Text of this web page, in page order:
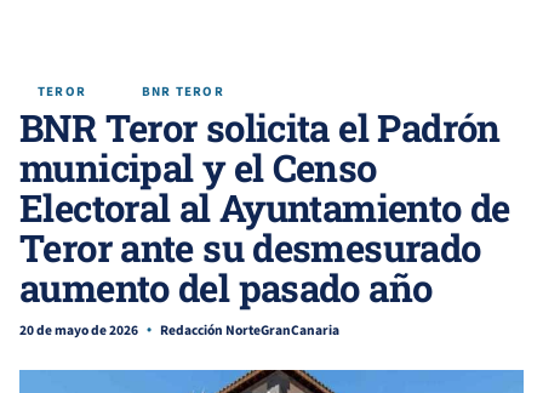
TEROR BNR TEROR
BNR Teror solicita el Padrón
municipal y el Censo
Electoral al Ayuntamiento de
Teror ante su desmesurado
aumento del pasado año
20 de mayo de 2026 Redacción NorteGranCanaria